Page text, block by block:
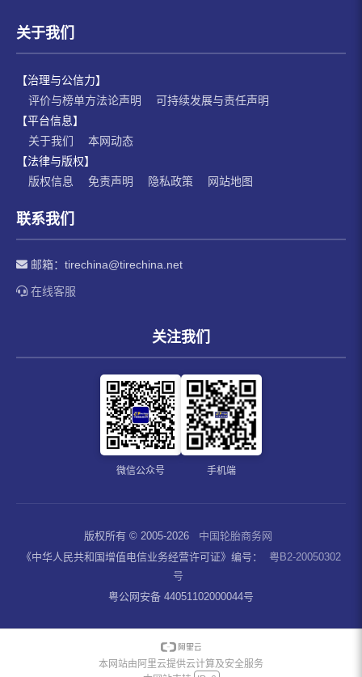
关于我们
【治理与公信力】
评价与榜单方法论声明
可持续发展与责任声明
【平台信息】
关于我们
本网动态
【法律与版权】
版权信息
免责声明 隐私政策 网站地图
联系我们
邮箱： tirechina@tirechina.net
在线客服
关注我们
微信公众号 手机端
版权所有 © 2005-2026
中国轮胎商务网
《中华人民共和国增值电信业务经营许可证》编号：
粤B2-20050302
号
粤公网安备 44051102000044号
本网站由阿里云提供云计算及安全服务